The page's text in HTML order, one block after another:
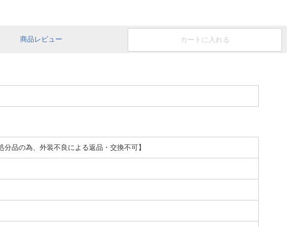
カートに入れる
商品レビュー
品の為、外装不良による返品・交換不可】